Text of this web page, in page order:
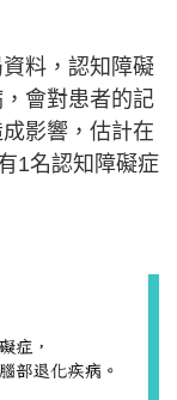
料，認知障礙
會對患者的記
影響，估計在
1名認知障礙症